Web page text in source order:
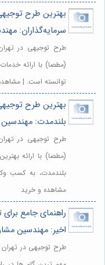
بهترین طرح
سرمایه‌گذاران:
طرح توجیهی در
(مطصا) با ارائه
توانسته است. |
بهترین طرح
بلندمدت:
طرح توجیهی در
(مطصا) با ارائه
بلندمدت، به کسب
مشاهده و خرید
راهنمای جامع
اخیر: مهندسین
طرح توجیهی در